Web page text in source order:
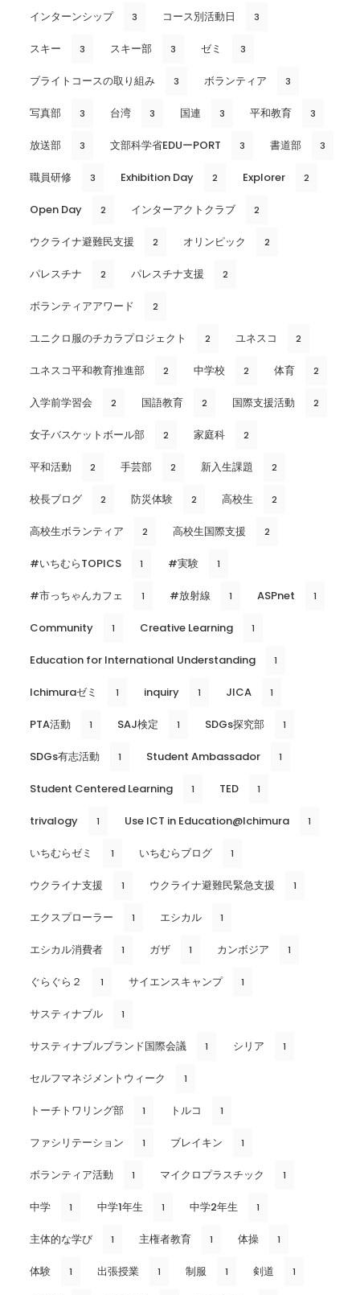
インターンシップ 3 コース別活動日 3
スキー 3 スキー部 3 ゼミ 3
ブライトコースの取り組み 3 ボランティア 3
写真部 3 台湾 3 国連 3 平和教育 3
放送部 3 文部科学省EDUーPORT 3 書道部 3
職員研修 3 Exhibition Day 2 Explorer 2
Open Day 2 インターアクトクラブ 2
ウクライナ避難民支援 2 オリンピック 2
パレスチナ 2 パレスチナ支援 2
ボランティアアワード 2
ユニクロ服のチカラプロジェクト 2 ユネスコ 2
ユネスコ平和教育推進部 2 中学校 2 体育 2
入学前学習会 2 国語教育 2 国際支援活動 2
女子バスケットボール部 2 家庭科 2
平和活動 2 手芸部 2 新入生課題 2
校長ブログ 2 防災体験 2 高校生 2
高校生ボランティア 2 高校生国際支援 2
#いちむらTOPICS 1 #実験 1
#市っちゃんカフェ 1 #放射線 1 ASPnet 1
Community 1 Creative Learning 1
Education for International Understanding 1
Ichimuraゼミ 1 inquiry 1 JICA 1
PTA活動 1 SAJ検定 1 SDGs探究部 1
SDGs有志活動 1 Student Ambassador 1
Student Centered Learning 1 TED 1
trivalogy 1 Use ICT in Education@Ichimura 1
いちむらゼミ 1 いちむらブログ 1
ウクライナ支援 1 ウクライナ避難民緊急支援 1
エクスプローラー 1 エシカル 1
エシカル消費者 1 ガザ 1 カンボジア 1
ぐらぐら２ 1 サイエンスキャンプ 1
サスティナブル 1
サスティナブルブランド国際会議 1 シリア 1
セルフマネジメントウィーク 1
トーチトワリング部 1 トルコ 1
ファシリテーション 1 ブレイキン 1
ボランティア活動 1 マイクロプラスチック 1
中学 1 中学1年生 1 中学2年生 1
主体的な学び 1 主権者教育 1 体操 1
体験 1 出張授業 1 制服 1 剣道 1